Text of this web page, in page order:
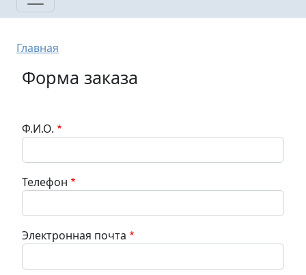
Строка навигации
Главная
Форма заказа
Ф.И.О.
Телефон
Электронная почта